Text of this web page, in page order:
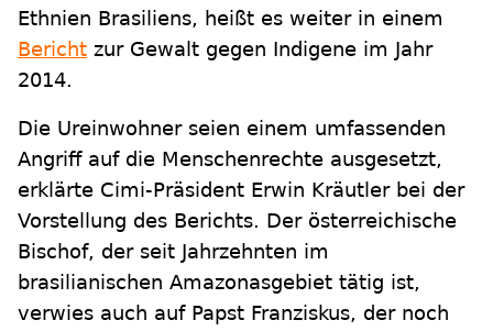
Ethnien Brasiliens, heißt es weiter in einem
Bericht zur Gewalt gegen Indigene im Jahr
2014.
Die Ureinwohner seien einem umfassenden
Angriff auf die Menschenrechte ausgesetzt,
erklärte Cimi-Präsident Erwin Kräutler bei der
Vorstellung des Berichts. Der österreichische
Bischof, der seit Jahrzehnten im
brasilianischen Amazonasgebiet tätig ist,
verwies auch auf Papst Franziskus, der noch